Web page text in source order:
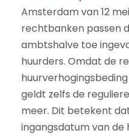
Amsterdam van 12
rechtbanken passen
ambtshalve toe
huurders. Omdat de
geldt zelfs de
meer. Dit betekent
ingangsdatum van